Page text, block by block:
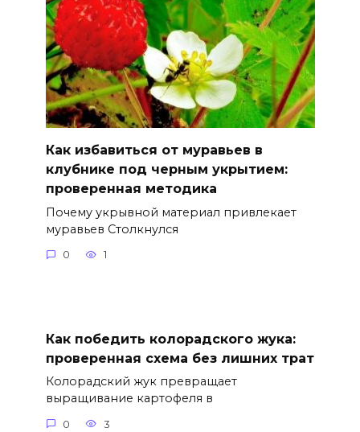
Как избавиться от муравьев в
клубнике под черным укрытием:
проверенная методика
Почему укрывной материал привлекает
муравьев Столкнулся
0 1
Как победить колорадского жука:
проверенная схема без лишних трат
Колорадский жук превращает
выращивание картофеля в
0 3